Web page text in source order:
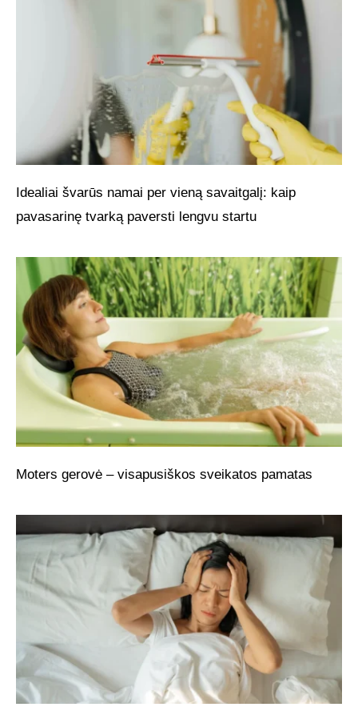
Idealiai švarūs namai per vieną savaitgalį: kaip
pavasarinę tvarką paversti lengvu startu
Moters gerovė – visapusiškos sveikatos pamatas